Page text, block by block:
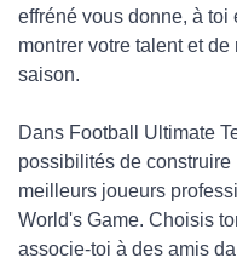
effréné vous donne, à
montrer votre talent et
saison.
Dans Football Ultimate
possibilités de
meilleurs joueurs
World's Game. Choisis
associe-toi à des amis